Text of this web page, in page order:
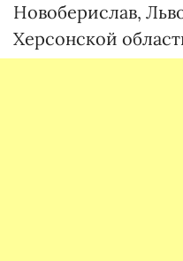
Новоберислав,
Херсонской